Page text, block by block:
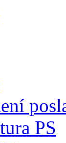
PS